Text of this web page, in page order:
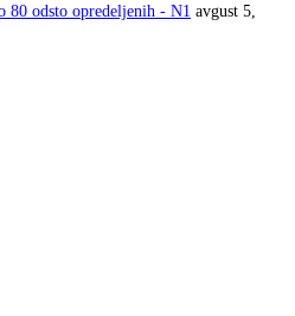
80 odsto opredeljenih - N1 avgust 5,